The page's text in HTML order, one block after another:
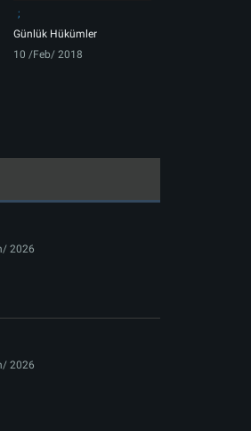
Günlük Hükümler
10 /Feb/ 2018
2026
2026